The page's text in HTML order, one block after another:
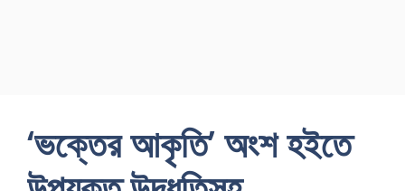
‘ভক্তের আকৃতি’ অংশ হইতে